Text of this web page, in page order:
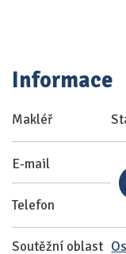
Informace
Makléř
E-mail
Telefon
Soutěžní oblast